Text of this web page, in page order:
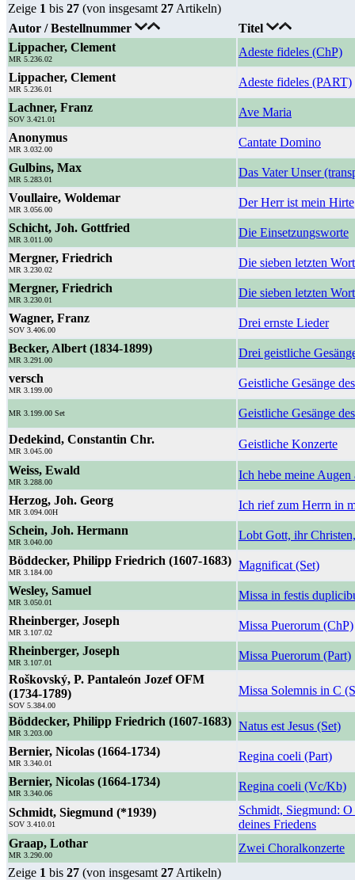
Zeige 1 bis 27 (von insgesamt 27 Artikeln)
Autor / Bestellnummer
Titel
Lippacher, Clement
MR 5.236.02
Adeste fideles (ChP)
Lippacher, Clement
MR 5.236.01
Adeste fideles (PART)
Lachner, Franz
SOV 3.421.01
Ave Maria
Anonymus
MR 3.032.00
Cantate Domino
Gulbins, Max
MR 5.283.01
Das Vater Unser
Voullaire, Woldemar
MR 3.056.00
Der Herr ist mein Hirte
Schicht, Joh. Gottfried
MR 3.011.00
Die Einsetzungsworte
Mergner, Friedrich
MR 3.230.02
Die sieben letzten
Mergner, Friedrich
MR 3.230.01
Die sieben letzten
Wagner, Franz
SOV 3.406.00
Drei ernste Lieder
Becker, Albert (1834-1899)
MR 3.291.00
Drei geistliche
versch
MR 3.199.00
Geistliche Gesänge
MR 3.199.00 Set
Geistliche Gesänge
Dedekind, Constantin Chr.
MR 3.045.00
Geistliche Konzerte
Weiss, Ewald
MR 3.288.00
Ich hebe meine Augen
Herzog, Joh. Georg
MR 3.094.00H
Ich rief zum Herrn in
Schein, Joh. Hermann
MR 3.040.00
Lobt Gott, ihr
Böddecker, Philipp Friedrich (1607-1683)
MR 3.184.00
Magnificat (Set)
Wesley, Samuel
MR 3.050.01
Missa in festis
Rheinberger, Joseph
MR 3.107.02
Missa Puerorum (ChP)
Rheinberger, Joseph
MR 3.107.01
Missa Puerorum (Part)
Roškovský, P. Pantaleón Jozef OFM
(1734-1789)
SOV 5.384.00
Missa Solemnis in C
Böddecker, Philipp Friedrich (1607-1683)
MR 3.203.00
Natus est Jesus (Set)
Bernier, Nicolas (1664-1734)
MR 3.340.01
Regina coeli (Part)
Bernier, Nicolas (1664-1734)
MR 3.340.06
Regina coeli (Vc/Kb)
Schmidt, Siegmund (*1939)
SOV 3.410.01
Schmidt, Siegmund:
deines Friedens
Graap, Lothar
MR 3.290.00
Zwei Choralkonzerte
Zeige 1 bis 27 (von insgesamt 27 Artikeln)